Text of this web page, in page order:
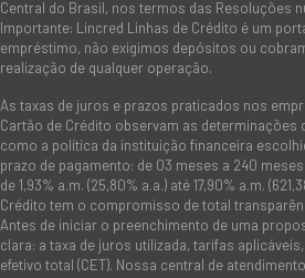
Central do Brasil, nos termos das Resoluções
Importante: Lincred Linhas de Crédito é um
empréstimo, não exigimos depósitos ou
realização de qualquer operação.
As taxas de juros e prazos praticados nos
Cartão de Crédito observam as determinações
como a política da instituição financeira
prazo de pagamento: de 03 meses a 240
de 1,93% a.m. (25,80% a.a.) até 17,90% a.m.
Crédito tem o compromisso de total
Antes de iniciar o preenchimento de uma
clara: a taxa de juros utilizada, tarifas
efetivo total (CET). Nossa central de